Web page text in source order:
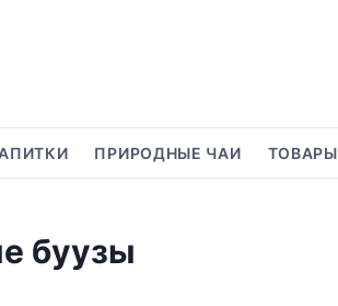
ПРИРОДНЫЕ ЧАИ ТОВАРЫ
буузы